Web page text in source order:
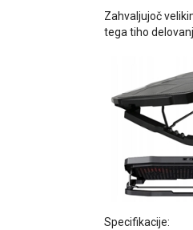
Zahvaljujoč
tega tiho
Specifikacije: